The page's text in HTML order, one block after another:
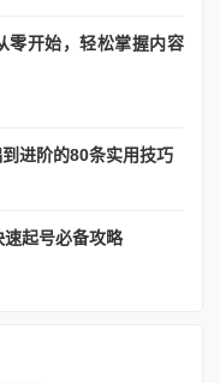
零开始，轻松掌握内容
进阶的80条实用技巧
起号必备攻略